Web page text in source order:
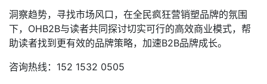
洞察趋势，寻找市场风口，在全民疯狂营销塑品牌的氛围
下，OHB2B与读者共同探讨切实可行的高效商业模式，帮
助读者找到更有效的品牌策略，加速B2B品牌成长。
咨询热线：152 1532 0505